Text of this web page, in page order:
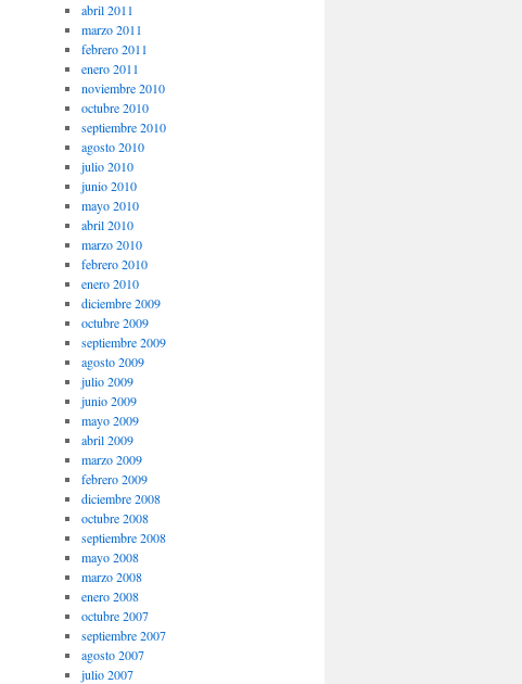
abril 2011
marzo 2011
febrero 2011
enero 2011
noviembre 2010
octubre 2010
septiembre 2010
agosto 2010
julio 2010
junio 2010
mayo 2010
abril 2010
marzo 2010
febrero 2010
enero 2010
diciembre 2009
octubre 2009
septiembre 2009
agosto 2009
julio 2009
junio 2009
mayo 2009
abril 2009
marzo 2009
febrero 2009
diciembre 2008
octubre 2008
septiembre 2008
mayo 2008
marzo 2008
enero 2008
octubre 2007
septiembre 2007
agosto 2007
julio 2007